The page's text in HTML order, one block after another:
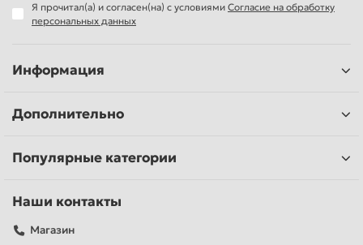
Я прочитал(а) и согласен(на) с условиями Согласие на обработку
персональных данных
Информация
Дополнительно
Популярные категории
Наши контакты
Магазин